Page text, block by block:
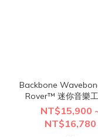
Backbone
Rover™ 迷你音樂
NT$15,900
NT$16,780